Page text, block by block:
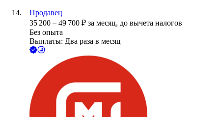
Продавец
35 200 – 49 700 ₽ за месяц, до вычета налогов
Без опыта
Выплаты: Два раза в месяц